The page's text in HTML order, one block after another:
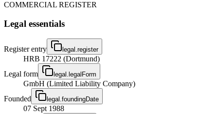
COMMERCIAL REGISTER
Legal essentials
Register entry legal.register
HRB 17222 (Dortmund)
Legal form
legal.legalForm
GmbH (Limited Liability Company)
Founded
legal.foundingDate
07 Sept 1988